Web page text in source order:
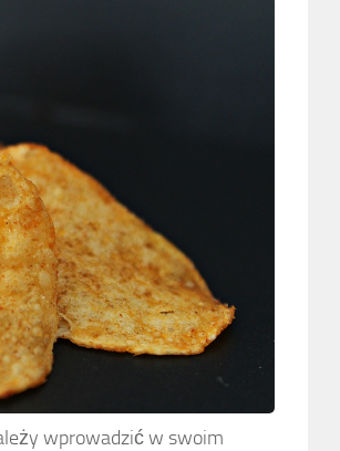
wprowadzić w swoim